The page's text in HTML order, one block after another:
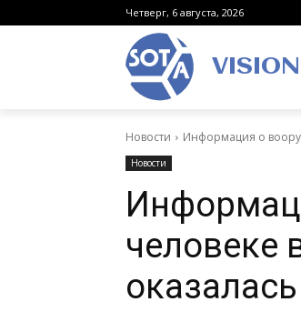
Четверг, 6 августа, 2026
VISION
Новости Информация о
Новости
человеке